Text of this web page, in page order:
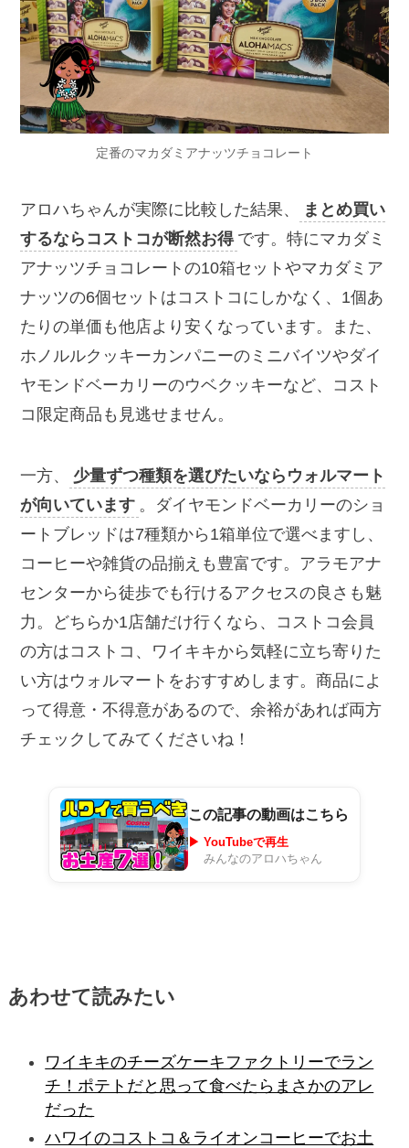
定番のマカダミアナッツチョコレート
アロハちゃんが実際に比較した結果、
まとめ買い
するならコストコが断然お得 です。特にマカダミ
アナッツチョコレートの10箱セットやマカダミア
ナッツの6個セットはコストコにしかなく、1個あ
たりの単価も他店より安くなっています。また、
ホノルルクッキーカンパニーのミニバイツやダイ
ヤモンドベーカリーのウベクッキーなど、コスト
コ限定商品も見逃せません。
一方、
少量ずつ種類を選びたいならウォルマート
が向いています 。ダイヤモンドベーカリーのショ
ートブレッドは7種類から1箱単位で選べますし、
コーヒーや雑貨の品揃えも豊富です。アラモアナ
センターから徒歩でも行けるアクセスの良さも魅
力。どちらか1店舗だけ行くなら、コストコ会員
の方はコストコ、ワイキキから気軽に立ち寄りた
い方はウォルマートをおすすめします。商品によ
って得意・不得意があるので、余裕があれば両方
チェックしてみてくださいね！
この記事の動画はこちら
▶ YouTubeで再生
みんなのアロハちゃん
あわせて読みたい
ワイキキのチーズケーキファクトリーでラン
チ！ポテトだと思って食べたらまさかのアレ
だった
ハワイのコストコ＆ライオンコーヒーでお土